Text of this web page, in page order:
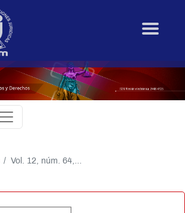
Vol. 12, núm. 64,...